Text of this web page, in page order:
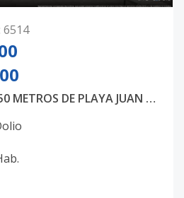
6514
APARTAMENTO A 250 METROS DE PLAYA JUAN DOLIO